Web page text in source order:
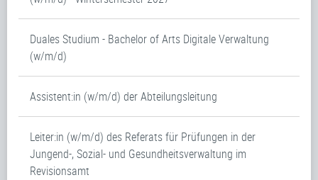
Duales Studium - Bachelor of Arts Digitale Verwaltung
(w/m/d)
Assistent:in (w/m/d) der Abteilungsleitung
Leiter:in (w/m/d) des Referats für Prüfungen in der
Jungend-, Sozial- und Gesundheitsverwaltung im
Revisionsamt